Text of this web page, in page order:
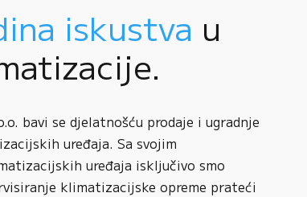
iskustva u
bavi se djelatnošću prodaje i ugradnje
uređaja. Sa svojim
uređaja isključivo smo
klimatizacijske opreme prateći